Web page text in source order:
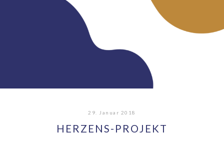
29. Januar 2018
HERZENS-PROJEKT